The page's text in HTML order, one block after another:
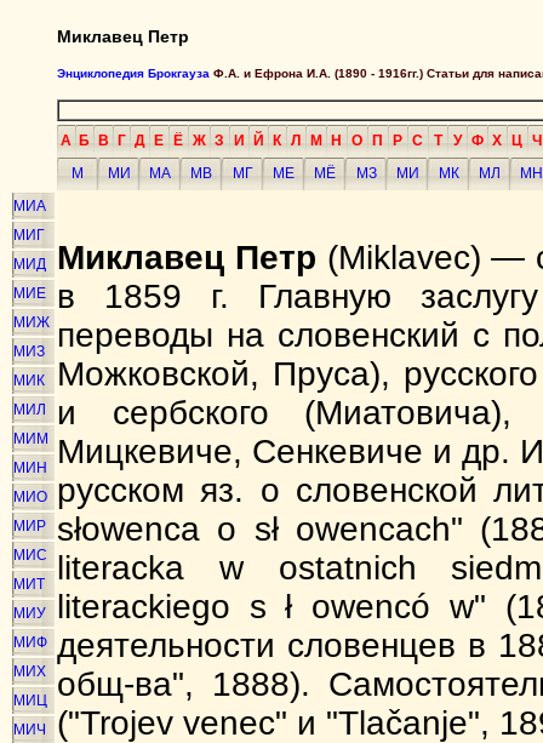
Миклавец Петр
Энциклопедия Брокгауза Ф.А. и Ефрона И.А. (1890 - 1916гг.) Статьи для
А Б В Г Д Е Ё Ж З И Й К Л М Н О П Р С Т У Ф Х Ц Ч
М
МИ МА МВ МГ МЕ МЁ МЗ МИ МК МЛ
МН
МИА
МИГ
МИД
МИЕ
МИЖ
МИЗ
МИК
МИЛ
МИМ
МИН
МИО
МИР
МИС
МИТ
МИУ
МИФ
МИХ
МИЦ
МИЧ
Миклавец Петр (Miklavec) —
в 1859 г. Главную
переводы на словенский с
Можковской, Пруса),
и сербского
Мицкевиче, Сенкевиче и др.
русском яз. о словенской
słowenca о sł owencach"
literacka w ostatnich
literackiego s ł owencó w"
деятельности словенцев в
общ-ва", 1888).
("Trojev venec" и "Tlačanje",